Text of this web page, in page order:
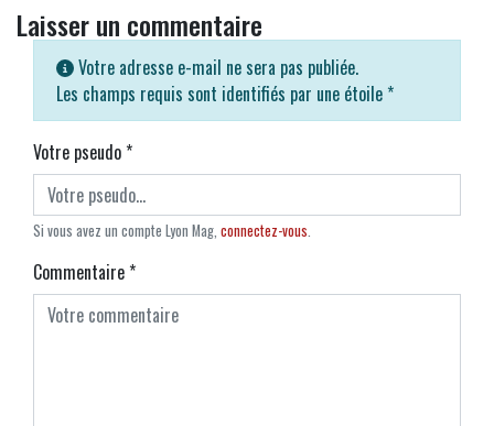
Laisser un commentaire
Votre adresse e-mail ne sera pas publiée.
Les champs requis sont identifiés par une étoile *
Votre pseudo*
Si vous avez un compte Lyon Mag, connectez-vous.
Commentaire*